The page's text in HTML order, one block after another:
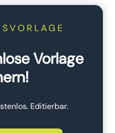
Vorlage
Editierbar.